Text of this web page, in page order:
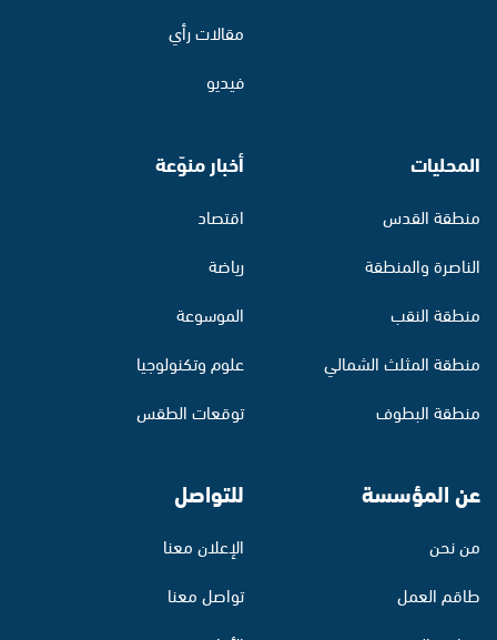
مقالات رأي
فيديو
المحليات
منطقة القدس
الناصرة والمنطقة
منطقة النقب
منطقة المثلث الشمالي
منطقة البطوف
أخبار منوّعة
اقتصاد
رياضة
الموسوعة
علوم وتكنولوجيا
توقعات الطقس
عن المؤسسة
من نحن
طاقم العمل
للتواصل
الإعلان معنا
تواصل معنا